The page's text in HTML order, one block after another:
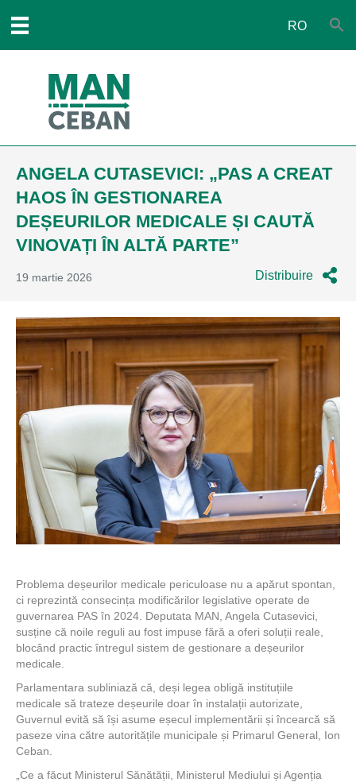
RO
ANGELA CUTASEVICI: „PAS A CREAT
HAOS ÎN GESTIONAREA
DEȘEURILOR MEDICALE ȘI CAUTĂ
VINOVAȚI ÎN ALTĂ PARTE”
19 martie 2026 Distribuire
Problema deșeurilor medicale periculoase nu a apărut spontan,
ci reprezintă consecința modificărilor legislative operate de
guvernarea PAS în 2024. Deputata MAN, Angela Cutasevici,
susține că noile reguli au fost impuse fără a oferi soluții reale,
blocând practic întregul sistem de gestionare a deșeurilor
medicale.
Parlamentara subliniază că, deși legea obligă instituțiile
medicale să trateze deșeurile doar în instalații autorizate,
Guvernul evită să își asume eșecul implementării și încearcă să
paseze vina către autoritățile municipale și Primarul General, Ion
Ceban.
„Ce a făcut Ministerul Sănătății, Ministerul Mediului și Agenția